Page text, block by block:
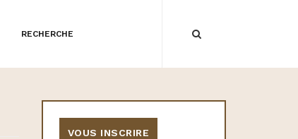
RECHERCHE
VOUS INSCRIRE